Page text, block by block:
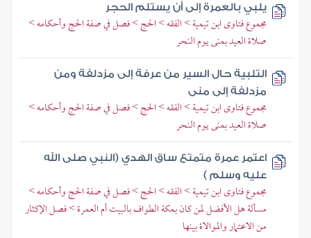
يلبي بالعمرة إلى أن يستلم الحجر
مجموع فتاوى ابن تيمية > الفقه > الحج > فصل في صفة الحج وأحكامه >
صلاة العيد بمنى يوم النحر
التلبية حال السير من عرفة إلى مزدلفة ومن
مزدلفة إلى منى
مجموع فتاوى ابن تيمية > الفقه > الحج > فصل في صفة الحج وأحكامه >
صلاة العيد بمنى يوم النحر
اعتمر عمرة متمتع ساق الهدي (النبي صلى الله
عليه وسلم )
مجموع فتاوى ابن تيمية > الفقه > الحج > فصل في صفة الحج وأحكامه >
مسألة هل الأفضل لمن كان بمكة الطواف بالبيت أم العمرة > فصل الإكثار
من الاعتمار والموالاة بينها